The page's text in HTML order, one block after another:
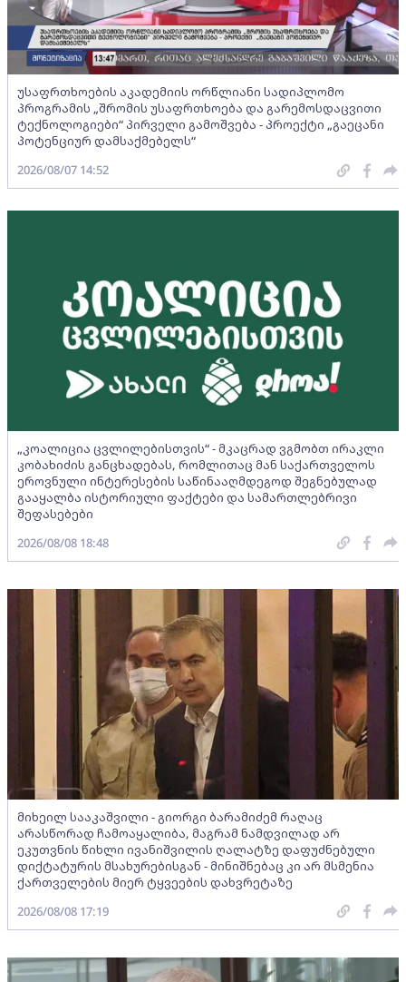
უსაფრთხოების აკადემიის ორწლიანი სადიპლომო
პროგრამის „შრომის უსაფრთხოება და გარემოსდაცვითი
ტექნოლოგიები“ პირველი გამოშვება - პროექტი „გაეცანი
პოტენციურ დამსაქმებელს“
2026/08/07 14:52
„კოალიცია ცვლილებისთვის“ - მკაცრად ვგმობთ ირაკლი
კობახიძის განცხადებას, რომლითაც მან საქართველოს
ეროვნული ინტერესების საწინააღმდეგოდ შეგნებულად
გააყალბა ისტორიული ფაქტები და სამართლებრივი
შეფასებები
2026/08/08 18:48
მიხეილ სააკაშვილი - გიორგი ბარამიძემ რაღაც
არასწორად ჩამოაყალიბა, მაგრამ ნამდვილად არ
ეკუთვნის წიხლი ივანიშვილის ღალატზე დაფუძნებული
დიქტატურის მსახურებისგან - მინიშნებაც კი არ მსმენია
ქართველების მიერ ტყვეების დახვრეტაზე
2026/08/08 17:19